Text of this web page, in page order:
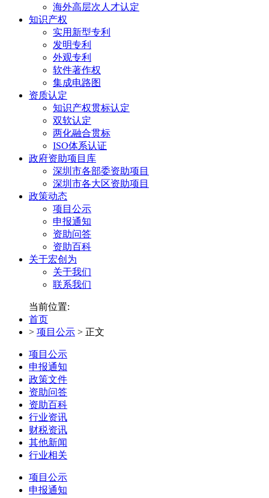
海外高层次人才认定
知识产权
实用新型专利
发明专利
外观专利
软件著作权
集成电路图
资质认定
知识产权贯标认定
双软认定
两化融合贯标
ISO体系认证
政府资助项目库
深圳市各部委资助项目
深圳市各大区资助项目
政策动态
项目公示
申报通知
资助问答
资助百科
关于宏创为
关于我们
联系我们
当前位置:
首页
> 项目公示 > 正文
项目公示
申报通知
政策文件
资助问答
资助百科
行业资讯
财税资讯
其他新闻
行业相关
项目公示
申报通知